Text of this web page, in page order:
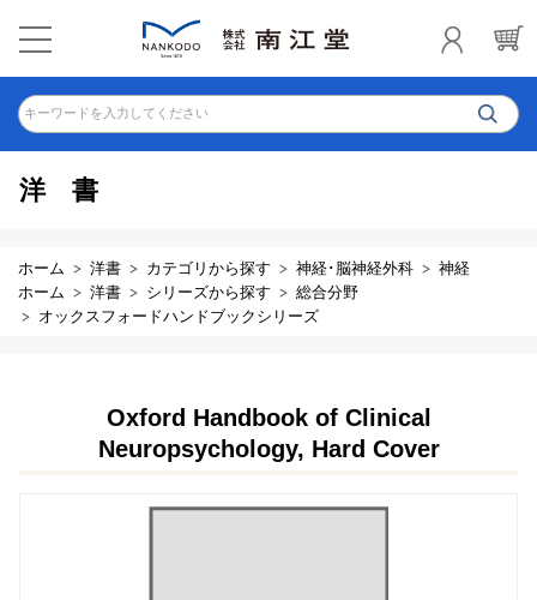
キーワードを入力してください
洋書
ホーム 洋書 カテゴリから探す 神経･脳神経外科
神経
ホーム
洋書 シリーズから探す
総合分野
オックスフォードハンドブックシリーズ
Oxford Handbook of Clinical
Neuropsychology, Hard Cover